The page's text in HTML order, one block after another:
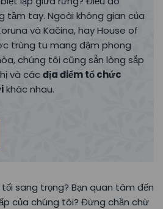
tầm tay. Ngoài không gian của
và Kačina, hay House of
trùng tu mang đậm phong
chúng tôi cũng sẵn lòng sắp
và cácđịa điểm tổ chức
khác nhau.
sang trọng? Bạn quan tâm đến
của chúng tôi? Đừng chần chừ